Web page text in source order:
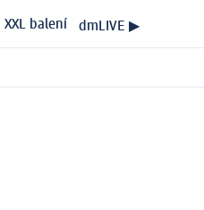
XXL balení dmLIVE ▶